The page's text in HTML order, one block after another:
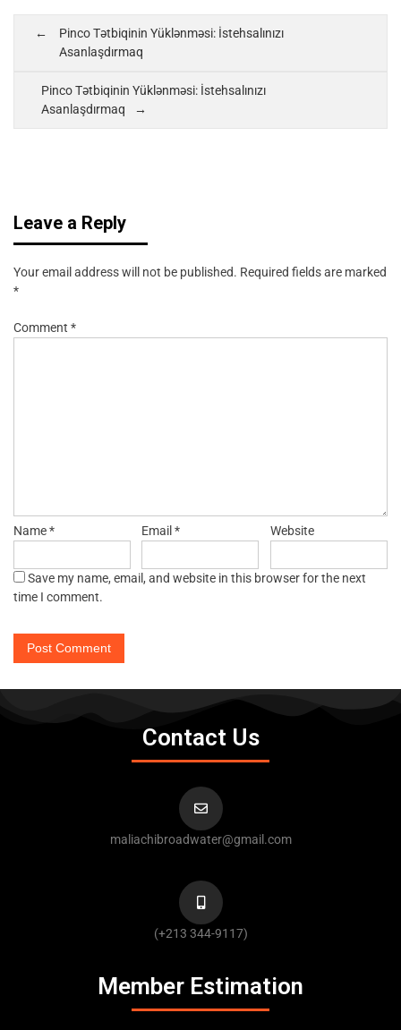
Pinco Tətbiqinin Yüklənməsi: İstehsalınızı
Asanlaşdırmaq
Pinco Tətbiqinin Yüklənməsi: İstehsalınızı
Asanlaşdırmaq
Leave a Reply
Your email address will not be published. Required fields are marked
*
Comment *
Name* Email* Website
Save my name, email, and website in this browser for the next
time I comment.
Contact Us
maliachibroadwater@gmail.com
(+213 344-9117)
Member Estimation